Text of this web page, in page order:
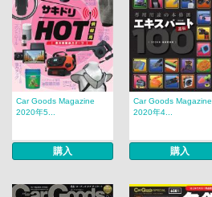
Car Goods Magazine
2020年5...
購入
Car Goods Magazine
2020年4...
購入